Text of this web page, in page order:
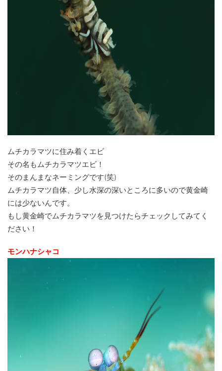
ムチカラマツに住み着くエビ
その名もムチカラマツエビ！
そのまんまなネーミングです(笑)
ムチカラマツ自体、少し水深の深いところに多いので黄金崎
には少ないんです。
もし黄金崎でムチカラマツを見つけたらチェックしてみてく
ださい！
モンハナシャコ